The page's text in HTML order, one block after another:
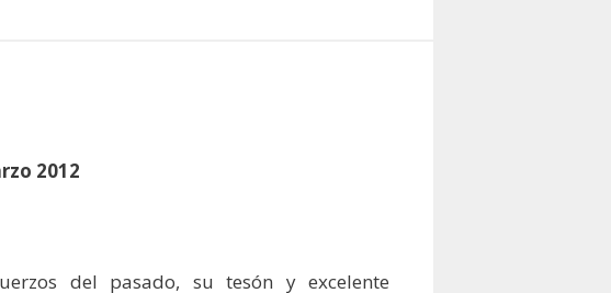
2012
del pasado, su tesón y excelente